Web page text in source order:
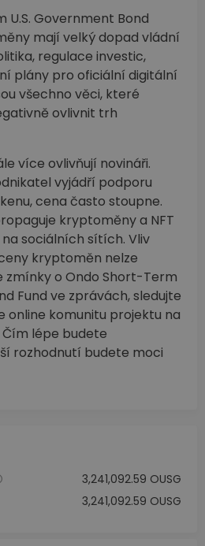
U.S. Government Bond
mají velký dopad vládní
regulace investic,
plány pro oficiální digitální
všechno věci, které
ovlivnit trh
více ovlivňují novináři.
vyjádří podporu
cena často stoupne.
kryptoměny a NFT
sociálních sítích. Vliv
kryptoměn nelze
zmínky o Ondo Short-Term
Fund ve zprávách, sledujte
online komunitu projektu na
Čím lépe budete
rozhodnutí budete moci
3,241,092.59 OUSG
3,241,092.59 OUSG